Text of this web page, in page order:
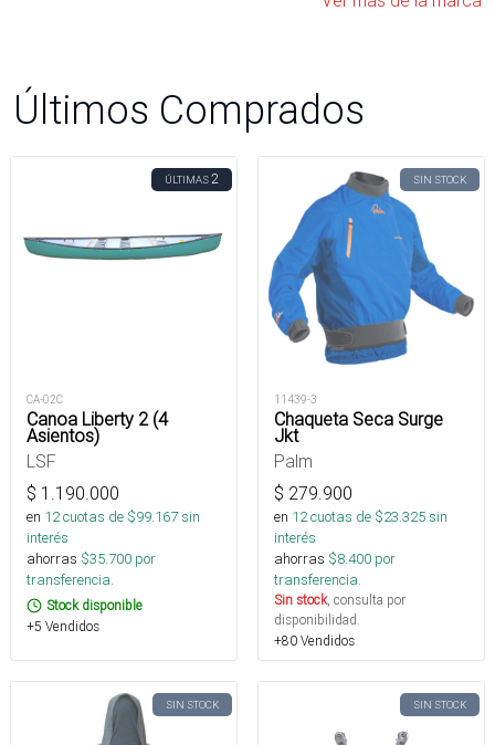
Últimos Comprados
ÚLTIMAS2
CA-02C
Canoa Liberty 2 (4
Asientos)
LSF
$ 1.190.000
en 12cuotas de $99.167sin
interés
ahorras $35.700 por
transferencia.
Stock disponible
+5 Vendidos
SIN STOCK
11439-3
Chaqueta Seca Surge
Jkt
Palm
$ 279.900
en 12cuotas de $23.325sin
interés
ahorras $8.400 por
transferencia.
Sin stock, consulta por
disponibilidad.
+80 Vendidos
SIN STOCK SIN STOCK